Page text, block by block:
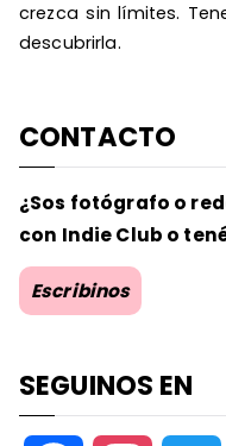
crezca sin límites.
descubrirla.
CONTACTO
¿Sos fotógrafo o
con Indie Club o
Escribinos
SEGUINOS EN